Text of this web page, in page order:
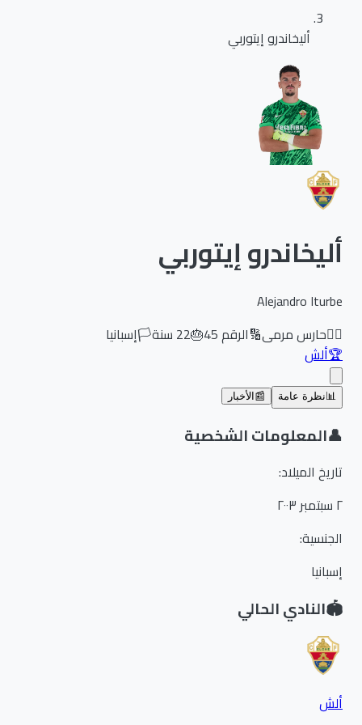
أليخاندرو إيتوربي
أليخاندرو إيتوربي
Alejandro Iturbe
حارس مرمى🔢 الرقم45
🎂
22سنة🏳️إسبانيا
ألش
نظرة عامة 📰 الأخبار
المعلومات الشخصية
تاريخ الميلاد:
الجنسية:
إسبانيا
النادي الحالي
ألش